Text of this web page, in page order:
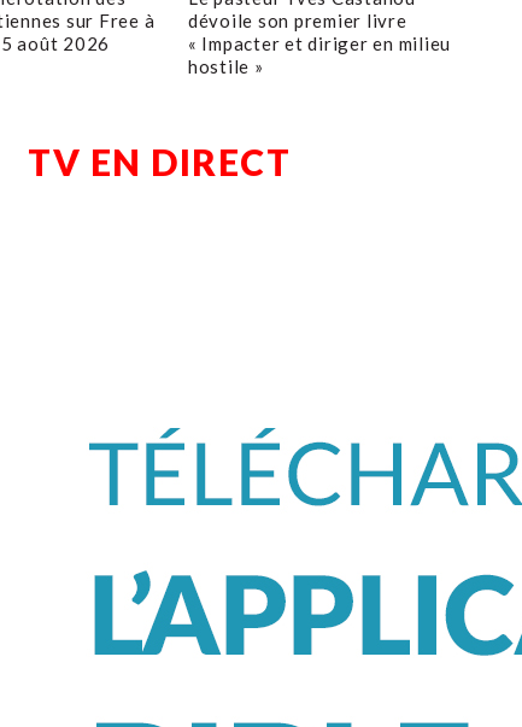
sur Free à
août 2026
dévoile son premier livre
« Impacter et diriger en milieu
hostile »
TV EN DIRECT